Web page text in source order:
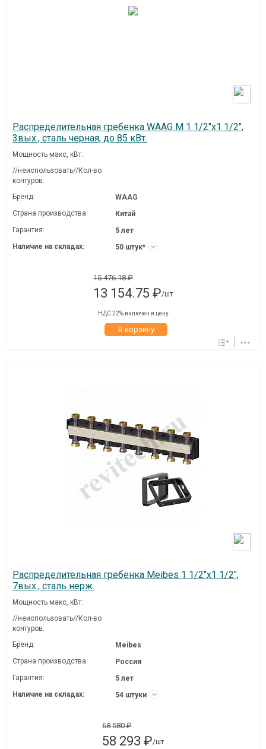
Распределительная гребенка WAAG M 1 1/2"х1 1/2",
3вых., сталь черная, до 85 кВт.
Мощность макс, кВт:
//неиспользовать//Кол-во
контуров:
Бренд:
WAAG
Страна производства:
Китай
Гарантия:
5 лет
Наличие на складах:
50 штук*
15 476.18 ₽
13 154.75 ₽/шт
НДС 22% включен в цену
В корзину
Распределительная гребенка Meibes 1 1/2"х1 1/2",
7вых., сталь нерж.
Мощность макс, кВт:
//неиспользовать//Кол-во
контуров:
Бренд:
Meibes
Страна производства:
Россия
Гарантия:
5 лет
Наличие на складах:
54 штуки
68 580 ₽
58 293 ₽/шт